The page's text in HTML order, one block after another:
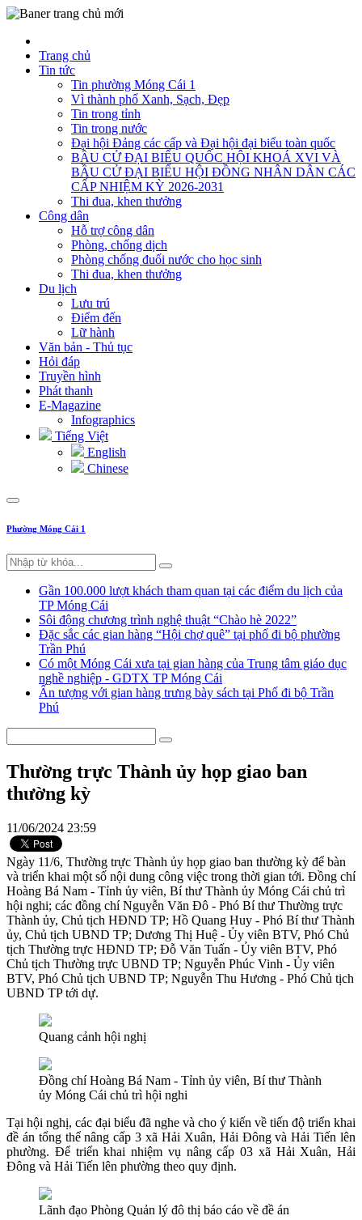
Trang chủ
Tin tức
Tin phường Móng Cái 1
Vì thành phố Xanh, Sạch, Đẹp
Tin trong tỉnh
Tin trong nước
Đại hội Đảng các cấp và Đại hội đại biểu toàn quốc
BẦU CỬ ĐẠI BIỂU QUỐC HỘI KHOÁ XVI VÀ
BẦU CỬ ĐẠI BIỂU HỘI ĐỒNG NHÂN DÂN CÁC
CẤP NHIỆM KỲ 2026-2031
Thi đua, khen thưởng
Công dân
Hỗ trợ công dân
Phòng, chống dịch
Phòng chống đuối nước cho học sinh
Thi đua, khen thưởng
Du lịch
Lưu trú
Điểm đến
Lữ hành
Văn bản - Thủ tục
Hỏi đáp
Truyền hình
Phát thanh
E-Magazine
Infographics
Tiếng Việt
English
Chinese
Phường Móng Cái 1
Gần 100.000 lượt khách tham quan tại các điểm du lịch của
TP Móng Cái
Sôi động chương trình nghệ thuật “Chào hè 2022”
Đặc sắc các gian hàng “Hội chợ quê” tại phố đi bộ phường
Trần Phú
Có một Móng Cái xưa tại gian hàng của Trung tâm giáo dục
nghề nghiệp - GDTX TP Móng Cái
Ấn tượng với gian hàng trưng bày sách tại Phố đi bộ Trần
Phú
Thường trực Thành ủy họp giao ban
thường kỳ
11/06/2024 23:59
Ngày 11/6, Thường trực Thành ủy họp giao ban thường kỳ để bàn
và triển khai một số nội dung công việc trong thời gian tới. Đồng chí
Hoàng Bá Nam - Tỉnh ủy viên, Bí thư Thành ủy Móng Cái chủ trì
hội nghi; các đồng chí Nguyễn Văn Đô - Phó Bí thư Thường trực
Thành ủy, Chủ tịch HĐND TP; Hồ Quang Huy - Phó Bí thư Thành
ủy, Chủ tịch UBND TP; Dương Thị Huệ - Ủy viên BTV, Phó Chủ
tịch Thường trực HĐND TP; Đỗ Văn Tuấn - Ủy viên BTV, Phó
Chủ tịch Thường trực UBND TP; Nguyễn Phúc Vinh - Ủy viên
BTV, Phó Chủ tịch UBND TP; Nguyễn Thu Hương - Phó Chủ tịch
UBND TP tới dự.
Quang cảnh hội nghị
Đồng chí Hoàng Bá Nam - Tỉnh ủy viên, Bí thư Thành
ủy Móng Cái chủ trì hội nghi
Tại hội nghị, các đại biểu đã nghe và cho ý kiến về tiến độ triển khai
đề án tổng thể nâng cấp 3 xã Hải Xuân, Hải Đông và Hải Tiến lên
phường. Để triển khai nhiệm vụ nâng cấp 03 xã Hải Xuân, Hải
Đông và Hải Tiến lên phường theo quy định.
Lãnh đạo Phòng Quản lý đô thị báo cáo về đề án